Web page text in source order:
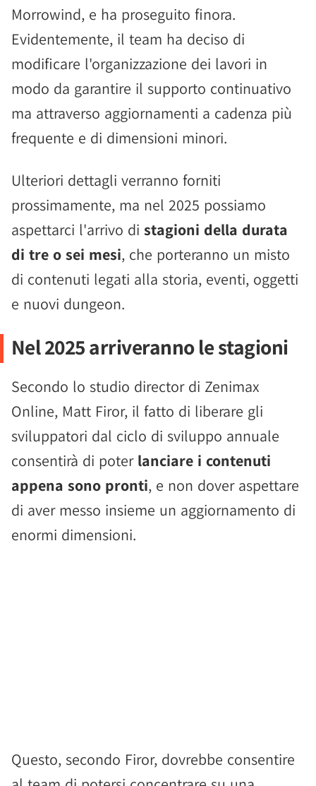
Morrowind, e ha proseguito finora.
Evidentemente, il team ha deciso di
modificare l'organizzazione dei lavori in
modo da garantire il supporto continuativo
ma attraverso aggiornamenti a cadenza più
frequente e di dimensioni minori.
Ulteriori dettagli verranno forniti
prossimamente, ma nel 2025 possiamo
aspettarci l'arrivo di stagioni della durata
di tre o sei mesi, che porteranno un misto
di contenuti legati alla storia, eventi, oggetti
e nuovi dungeon.
Nel 2025 arriveranno le stagioni
Secondo lo studio director di Zenimax
Online, Matt Firor, il fatto di liberare gli
sviluppatori dal ciclo di sviluppo annuale
consentirà di poter lanciare i contenuti
appena sono pronti, e non dover aspettare
di aver messo insieme un aggiornamento di
enormi dimensioni.
Questo, secondo Firor, dovrebbe consentire